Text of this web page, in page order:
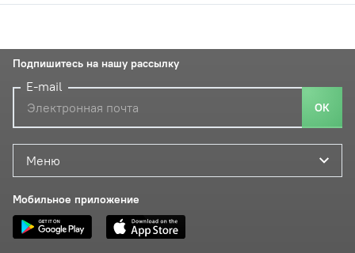
Меню
Мобильное приложение
Подпишитесь на нашу рассылку
E-mail
ОК